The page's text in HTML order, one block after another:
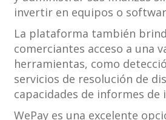
invertir en equipos o
La plataforma también
comerciantes acceso a una
herramientas, como
servicios de resolución de
capacidades de informes de
WePay es una excelente